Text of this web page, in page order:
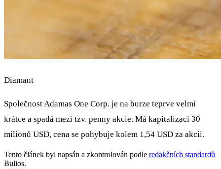
Diamant
Společnost Adamas One Corp. je na burze teprve velmi
krátce a spadá mezi tzv. penny akcie. Má kapitalizaci 30
milionů USD, cena se pohybuje kolem 1,54 USD za akcii.
Tento článek byl napsán a zkontrolován podle redakčních standardů
Bulios.